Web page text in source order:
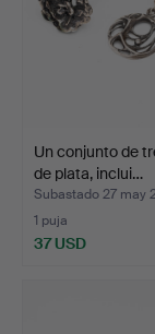
Un conjunto de
de plata, inclui…
Subastado 27 may
1 puja
37 USD